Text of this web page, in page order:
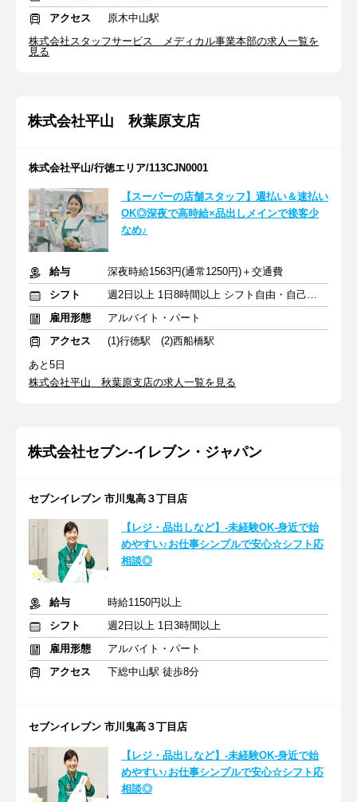
アクセス
原木中山駅
株式会社スタッフサービス メディカル事業本部の求人一覧を
見る
株式会社平山 秋葉原支店
株式会社平山/行徳エリア/113CJN0001
【スーパーの店舗スタッフ】週払い＆速払い
OK◎深夜で高時給×品出しメインで接客少
なめ♪
給与
深夜時給1563円(通常1250円)＋交通費
シフト
週2日以上 1日8時間以上 シフト自由・自己申告
雇用形態
アルバイト・パート
アクセス
(1)行徳駅 (2)西船橋駅
あと5日
株式会社平山 秋葉原支店の求人一覧を見る
株式会社セブン-イレブン・ジャパン
セブンイレブン 市川鬼高３丁目店
【レジ・品出しなど】-未経験OK-身近で始
めやすい♪お仕事シンプルで安心☆シフト応
相談◎
給与
時給1150円以上
シフト
週2日以上 1日3時間以上
雇用形態
アルバイト・パート
アクセス
下総中山駅 徒歩8分
セブンイレブン 市川鬼高３丁目店
【レジ・品出しなど】-未経験OK-身近で始
めやすい♪お仕事シンプルで安心☆シフト応
相談◎